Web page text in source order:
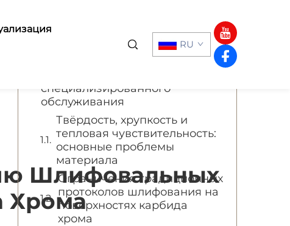
RU
Шлифовальных
Хрома
ПОЧЕМУ Шлифовальные плиты
специализированного
обслуживания
Твёрдость, хрупкость и
тепловая чувствительность:
основные проблемы
материала
Ограничения традиционных
протоколов шлифования на
поверхностях карбида
хрома